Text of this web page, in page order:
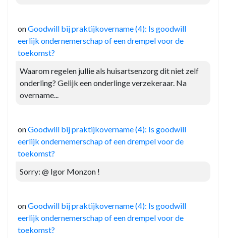
onGoodwill bij praktijkovername (4): Is goodwill
eerlijk ondernemerschap of een drempel voor de
toekomst?
Waarom regelen jullie als huisartsenzorg dit niet zelf
onderling? Gelijk een onderlinge verzekeraar. Na
overname...
onGoodwill bij praktijkovername (4): Is goodwill
eerlijk ondernemerschap of een drempel voor de
toekomst?
Sorry: @ Igor Monzon !
onGoodwill bij praktijkovername (4): Is goodwill
eerlijk ondernemerschap of een drempel voor de
toekomst?